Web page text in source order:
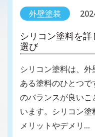
外壁塗装
シリコン塗料を
選び
シリコン塗料は、
ある塗料のひとつ
のバランスが良い
います。シリコン
メリットやデメリ…